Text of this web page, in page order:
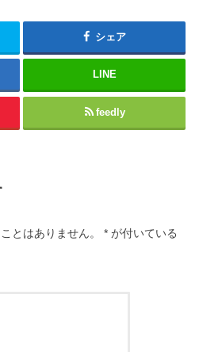
シェア
LINE
feedly
とはありません。 * が付いている